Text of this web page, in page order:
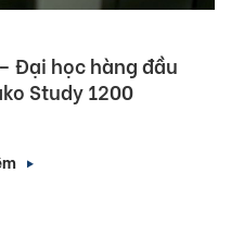
Đại học hàng đầu
Study 1200